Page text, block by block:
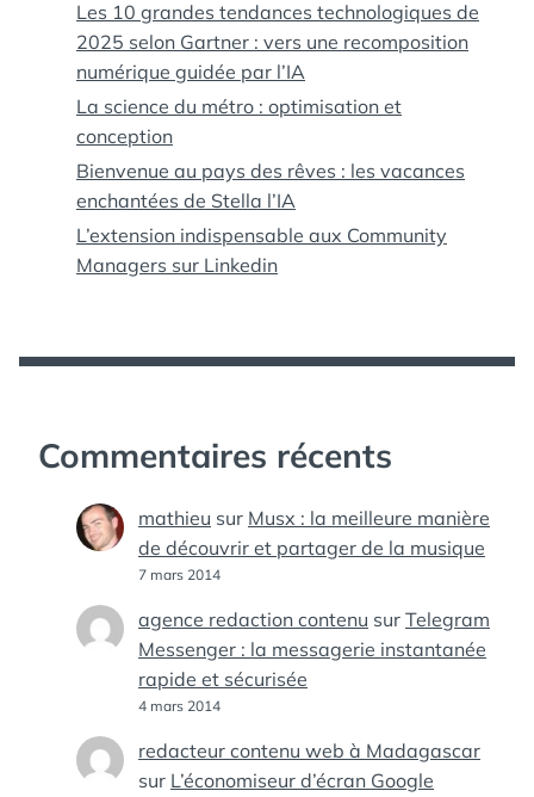
Les 10 grandes tendances technologiques de
2025 selon Gartner : vers une recomposition
numérique guidée par l’IA
La science du métro : optimisation et
conception
Bienvenue au pays des rêves : les vacances
enchantées de Stella l’IA
L’extension indispensable aux Community
Managers sur Linkedin
Commentaires récents
mathieu sur Musx : la meilleure manière
de découvrir et partager de la musique
7 mars 2014
agence redaction contenu sur Telegram
Messenger : la messagerie instantanée
rapide et sécurisée
4 mars 2014
redacteur contenu web à Madagascar
sur L’économiseur d’écran Google